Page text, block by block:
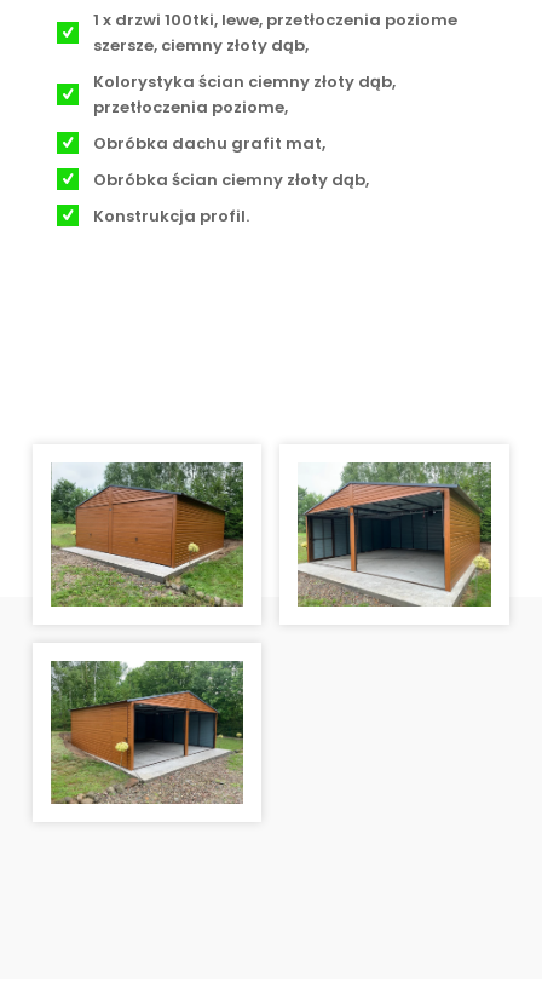
1 x drzwi 100tki, lewe, przetłoczenia poziome
szersze, ciemny złoty dąb,
Kolorystyka ścian ciemny złoty dąb,
przetłoczenia poziome,
Obróbka dachu grafit mat,
Obróbka ścian ciemny złoty dąb,
Konstrukcja profil.